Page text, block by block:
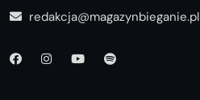
redakcja@magazynbieganie.pl